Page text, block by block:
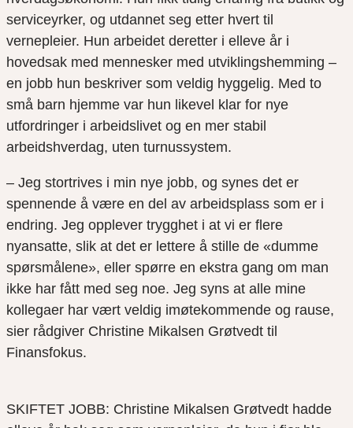
serviceyrker, og utdannet seg etter hvert til
vernepleier. Hun arbeidet deretter i elleve år i
hovedsak med mennesker med utviklingshemming –
en jobb hun beskriver som veldig hyggelig. Med to
små barn hjemme var hun likevel klar for nye
utfordringer i arbeidslivet og en mer stabil
arbeidshverdag, uten turnussystem.
– Jeg stortrives i min nye jobb, og synes det er
spennende å være en del av arbeidsplass som er i
endring. Jeg opplever trygghet i at vi er flere
nyansatte, slik at det er lettere å stille de «dumme
spørsmålene», eller spørre en ekstra gang om man
ikke har fått med seg noe. Jeg syns at alle mine
kollegaer har vært veldig imøtekommende og rause,
sier rådgiver Christine Mikalsen Grøtvedt til
Finansfokus.
SKIFTET JOBB: Christine Mikalsen Grøtvedt hadde